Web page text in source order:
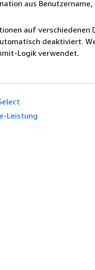
aus
auf verschiedenen
deaktiviert.
Logik verwendet.
Leistung